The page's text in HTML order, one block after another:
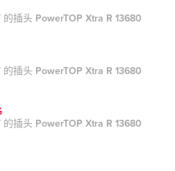
的插头 PowerTOP Xtra R 13680
的插头 PowerTOP Xtra R 13680
的插头 PowerTOP Xtra R 13680